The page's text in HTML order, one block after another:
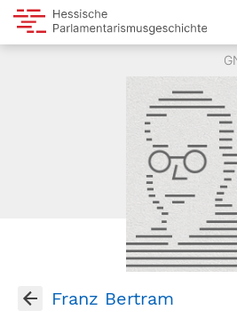
Franz Bertram